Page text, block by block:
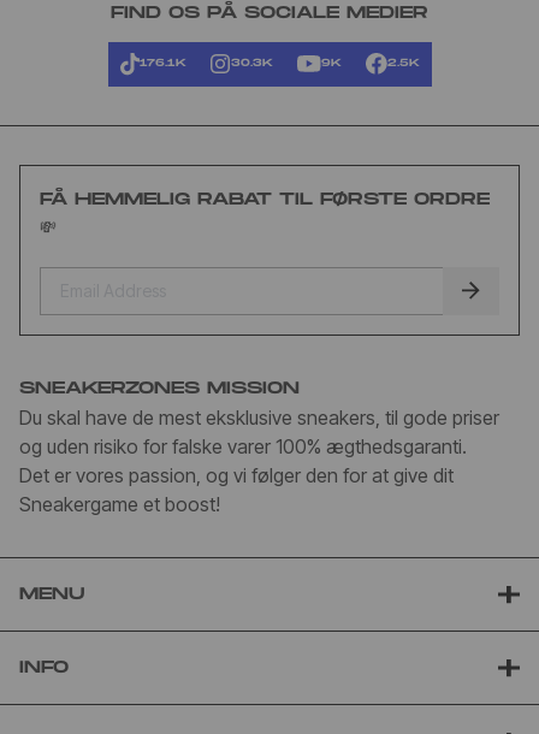
FIND OS PÅ SOCIALE MEDIER
176.1K 30.3K 9K 2.5K
FÅ HEMMELIG RABAT TIL FØRSTE ORDRE
💸
SNEAKERZONES MISSION
Du skal have de mest eksklusive sneakers, til gode priser
og uden risiko for falske varer 100% ægthedsgaranti.
Det er vores passion, og vi følger den for at give dit
Sneakergame et boost!
MENU
INFO